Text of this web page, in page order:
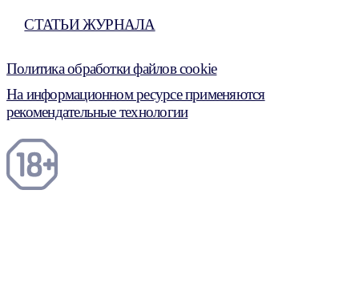
СТАТЬИ ЖУРНАЛА
Политика обработки файлов cookie
На информационном ресурсе применяются
рекомендательные технологии